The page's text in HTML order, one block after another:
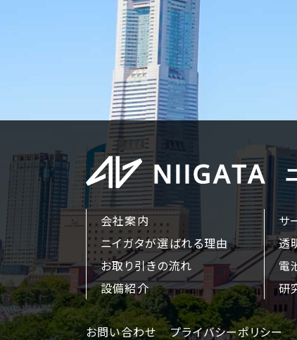
会社案内
ニイガタが選ばれる理由
お取り引きの流れ
設備紹介
サ
透
電
研
お問い合わせ プライバシーポリシー